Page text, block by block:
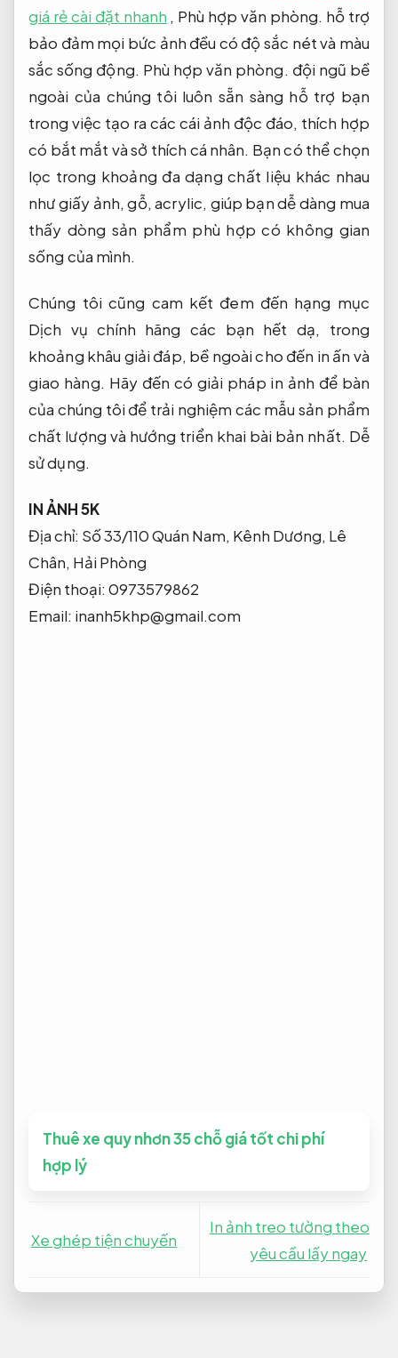
giá rẻ cài đặt nhanh , Phù hợp văn phòng. hỗ trợ
bảo đảm mọi bức ảnh đều có độ sắc nét và màu
sắc sống động. Phù hợp văn phòng. đội ngũ bề
ngoài của chúng tôi luôn sẵn sàng hỗ trợ bạn
trong việc tạo ra các cái ảnh độc đáo, thích hợp
có bắt mắt và sở thích cá nhân. Bạn có thể chọn
lọc trong khoảng đa dạng chất liệu khác nhau
như giấy ảnh, gỗ, acrylic, giúp bạn dễ dàng mua
thấy dòng sản phẩm phù hợp có không gian
sống của mình.
Chúng tôi cũng cam kết đem đến hạng mục
Dịch vụ chính hãng các bạn hết dạ, trong
khoảng khâu giải đáp, bề ngoài cho đến in ấn và
giao hàng. Hãy đến có giải pháp in ảnh để bàn
của chúng tôi để trải nghiệm các mẫu sản phẩm
chất lượng và hướng triển khai bài bản nhất. Dễ
sử dụng.
IN ẢNH 5K
Địa chỉ: Số 33/110 Quán Nam, Kênh Dương, Lê
Chân, Hải Phòng
Điện thoại: 0973579862
Email: inanh5khp@gmail.com
Thuê xe quy nhơn 35 chỗ giá tốt chi phí
hợp lý
Xe ghép tiện chuyến
In ảnh treo tường theo
yêu cầu lấy ngay